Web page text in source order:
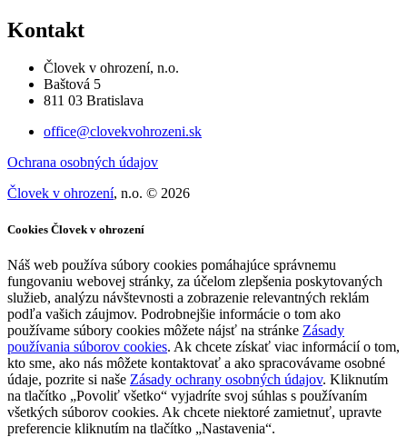
Kontakt
Človek v ohrození, n.o.
Baštová 5
811 03 Bratislava
office@clovekvohrozeni.sk
Ochrana osobných údajov
Človek v ohrození, n.o. © 2026
Cookies Človek v ohrození
Náš web používa súbory cookies pomáhajúce správnemu
fungovaniu webovej stránky, za účelom zlepšenia poskytovaných
služieb, analýzu návštevnosti a zobrazenie relevantných reklám
podľa vašich záujmov. Podrobnejšie informácie o tom ako
používame súbory cookies môžete nájsť na stránke Zásady
používania súborov cookies. Ak chcete získať viac informácií o tom,
kto sme, ako nás môžete kontaktovať a ako spracovávame osobné
údaje, pozrite si naše Zásady ochrany osobných údajov. Kliknutím
na tlačítko „Povoliť všetko“ vyjadríte svoj súhlas s používaním
všetkých súborov cookies. Ak chcete niektoré zamietnuť, upravte
preferencie kliknutím na tlačítko „Nastavenia“.